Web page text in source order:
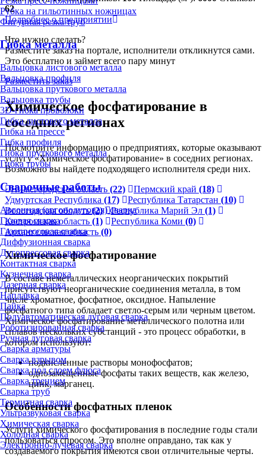
Рубка на гильотинных ножницах
Фигурная резка труб
Гибка металла
Вальцовка листового металла
Вальцовка профиля
Вальцовка пруткового металла
Вальцовка трубы
3D-гибка проволоки
Гибка листового металла
Гибка на прессе
Гибка профиля
Гибка пруткового металла
Гибка трубы
Сварочные работы
Аргонная (аргонодуговая) сварка
Газовая сварка
Газопрессовая сварка
Диффузионная сварка
Дугопрессовая сварка
Контактная сварка
Кузнечная сварка
Лазерная сварка
Наплавка
Пайка
Полуавтоматическая дуговая сварка
Роботизированная сварка
Ручная дуговая сварка
Сварка арматуры
Сварка взрывом
Сварка под слоем флюса
Сварка трением
Сварка труб
Термитная сварка
Ультразвуковая сварка
Химическая сварка
Холодная сварка
Электронно-лучевая сварка
62
Подробнее о предприятии
Что нужно сделать?
Разместите заказ на портале, исполнители откликнутся сами.
Это бесплатно и займет всего пару минут
Разместить заказ
Химическое фосфатирование в
соседних регионах
Посмотрите информацию о предприятиях, которые оказывают
услугу «Химическое фосфатирование» в соседних регионах.
Возможно вы найдете подходящего исполнителя среди них.
Нижегородская область (22) Пермский край (18)
Удмуртская Республика (17) Республика Татарстан (10)
Вологодская область(2) Республика Марий Эл (1)
Костромская область (1) Республика Коми (0)
Архангельская область (0)
Химическое фосфатирование
В составе неметаллических неорганических покрытий
присутствуют неорганические соединения металла, в том
числе хроматное, фосфатное, оксидное. Напыление
фосфатного типа обладает светло-серым или черным цветом.
Химическое фосфатирование металлического полотна или
сплавов нескольких субстанций - это процесс обработки, в
котором используют:
подкисленные растворы монофосфатов;
однозамещенные фосфаты таких веществ, как железо,
цинк, марганец.
Особенности фосфатных пленок
Услуги химического фосфатирования в последние годы стали
пользоваться спросом. Это вполне оправдано, так как у
создаваемого покрытия имеются свои отличительные черты.